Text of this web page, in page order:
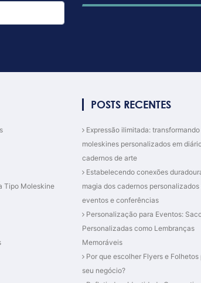
Tipo Moleskine
POSTS RECENTES
Expressão ilimitada: transformando
moleskines personalizados em
cadernos de arte
Estabelecendo conexões
magia dos cadernos personalizados
eventos e conferências
Personalização para Eventos:
Personalizadas como Lembranças
Memoráveis
Por que escolher Flyers e Folhetos
seu negócio?